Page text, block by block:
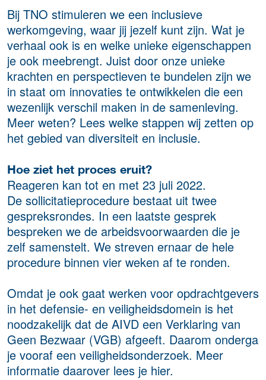
Bij TNO stimuleren we een inclusieve
werkomgeving, waar jij jezelf kunt zijn. Wat je
verhaal ook is en welke unieke eigenschappen
je ook meebrengt. Juist door onze unieke
krachten en perspectieven te bundelen zijn we
in staat om innovaties te ontwikkelen die een
wezenlijk verschil maken in de samenleving.
Meer weten? Lees welke stappen wij zetten op
het gebied van diversiteit en inclusie.
Hoe ziet het proces eruit?
Reageren kan tot en met 23 juli 2022.
De sollicitatieprocedure bestaat uit twee
gespreksrondes. In een laatste gesprek
bespreken we de arbeidsvoorwaarden die je
zelf samenstelt. We streven ernaar de hele
procedure binnen vier weken af te ronden.
Omdat je ook gaat werken voor opdrachtgevers
in het defensie- en veiligheidsdomein is het
noodzakelijk dat de AIVD een Verklaring van
Geen Bezwaar (VGB) afgeeft. Daarom onderga
je vooraf een veiligheidsonderzoek. Meer
informatie daarover lees je hier.